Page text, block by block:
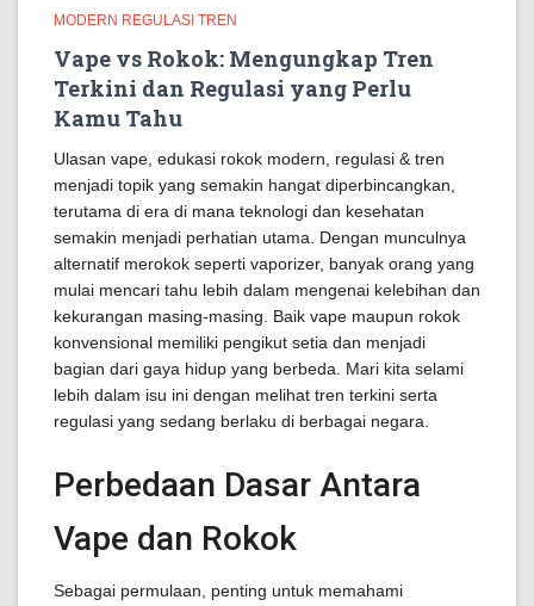
MODERN REGULASI TREN
Vape vs Rokok: Mengungkap Tren
Terkini dan Regulasi yang Perlu
Kamu Tahu
Ulasan vape, edukasi rokok modern, regulasi & tren
menjadi topik yang semakin hangat diperbincangkan,
terutama di era di mana teknologi dan kesehatan
semakin menjadi perhatian utama. Dengan munculnya
alternatif merokok seperti vaporizer, banyak orang yang
mulai mencari tahu lebih dalam mengenai kelebihan dan
kekurangan masing-masing. Baik vape maupun rokok
konvensional memiliki pengikut setia dan menjadi
bagian dari gaya hidup yang berbeda. Mari kita selami
lebih dalam isu ini dengan melihat tren terkini serta
regulasi yang sedang berlaku di berbagai negara.
Perbedaan Dasar Antara
Vape dan Rokok
Sebagai permulaan, penting untuk memahami